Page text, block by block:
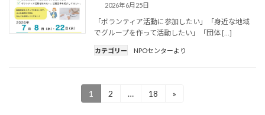
2026年6月25日
「ボランティア活動に参加したい」「身近な地域
でグループを作って活動したい」「団体 […]
カテゴリー NPOセンターより
固
定
1
固
2 …
固
18 »